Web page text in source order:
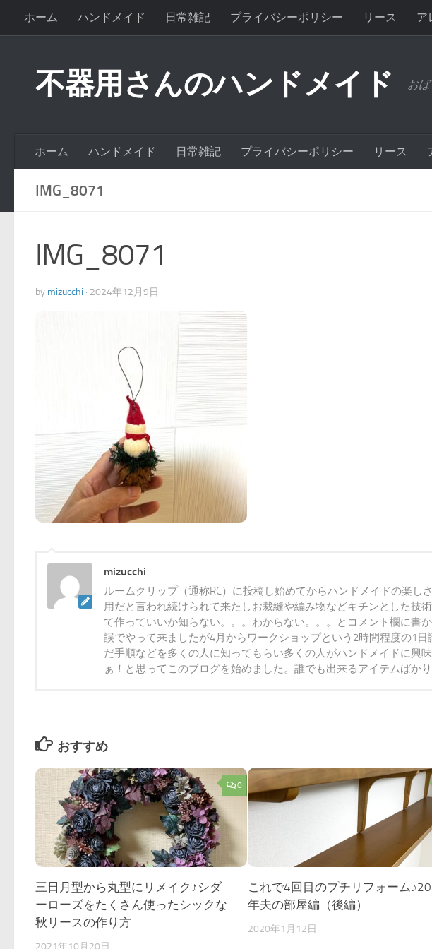
ホーム ハンドメイド 日常雑記 プライバシーポリシー リース ア
不器用さんのハンドメイド お
ホーム ハンドメイド 日常雑記 プライバシーポリシー リース
IMG_8071
IMG_8071
by mizucchi · 2024年12月9日
mizucchi
ルームクリップ（通称RC）に投稿し始めてからハンドメイドの楽し
用だと言われ続けられて来たしお裁縫や編み物などキチンとした技
て作っていいか知らない。。。わからない。。。とコメント欄に書
誤でやって来ましたが4月からワークショップという2時間程度の1
だ手順などを多くの人に知ってもらい多くの人がハンドメイドに興
ぁ！と思ってこのブログを始めました。誰でも出来るアイテムばか
おすすめ
0
三日月型から丸型にリメイク♪シダ
ーローズをたくさん使ったシックな
秋リースの作り方
これで4回目のプチリフォーム
年夫の部屋編（後編）
2020年1月12日